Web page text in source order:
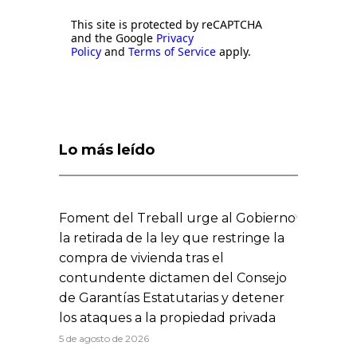
This site is protected by reCAPTCHA
and the Google Privacy
Policy and Terms of Service apply.
Lo más leído
Foment del Treball urge al Gobierno
la retirada de la ley que restringe la
compra de vivienda tras el
contundente dictamen del Consejo
de Garantías Estatutarias y detener
los ataques a la propiedad privada
5 de agosto de 2026